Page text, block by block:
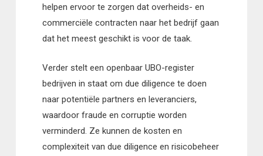
helpen ervoor te zorgen dat overheids- en
commerciële contracten naar het bedrijf gaan
dat het meest geschikt is voor de taak.
Verder stelt een openbaar UBO-register
bedrijven in staat om due diligence te doen
naar potentiële partners en leveranciers,
waardoor fraude en corruptie worden
verminderd. Ze kunnen de kosten en
complexiteit van due diligence en risicobeheer